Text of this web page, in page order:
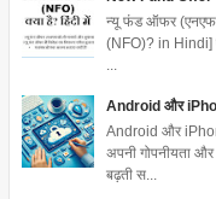
न्यू फंड ऑफर
(NFO)? in Hindi]
Android और
Android और
अपनी गोपनीयता
बढ़ती स...